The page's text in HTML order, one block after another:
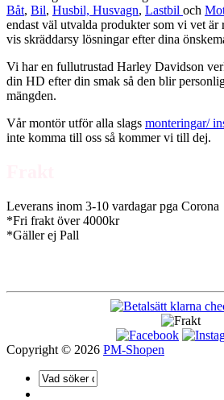
Båt, Bil, Husbil, Husvagn, Lastbil och
endast väl utvalda produkter som vi vet är
vis skräddarsy lösningar efter dina
Vi har en fullutrustad Harley Davidson
din HD efter din smak så den blir
mängden.
Vår montör utför alla slags monteringar/
inte komma till oss så kommer vi till dej.
Leverans inom 3-10 vardagar pga Corona
*Fri frakt över 4000kr
*Gäller ej Pall
Copyright © 2026 PM-Shopen